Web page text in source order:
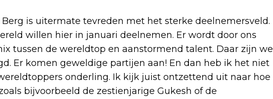
is uitermate tevreden met het sterke deelnemersveld.
willen hier in januari deelnemen. Er wordt door ons
tussen de wereldtop en aanstormend talent. Daar zijn we
Er komen geweldige partijen aan! En dan heb ik het niet
onderling. Ik kijk juist ontzettend uit naar hoe
bijvoorbeeld de zestienjarige Gukesh of de